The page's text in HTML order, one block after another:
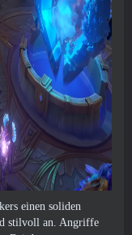
einen soliden
stilvoll an. Angriffe